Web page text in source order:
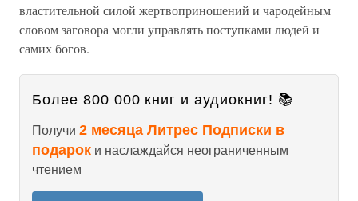
властительной силой жертвоприношений и чародейным
словом заговора могли управлять поступками людей и
самих богов.
Более 800 000 книг и аудиокниг! 📚
Получи 2 месяца Литрес Подписки в
подарок и наслаждайся неограниченным
чтением